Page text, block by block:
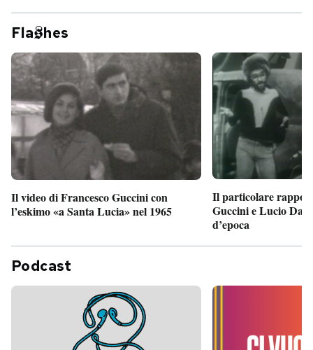
Fla hes
Il video di Francesco Guccini con
l’eskimo «a Santa Lucia» nel 1965
Il particolare
Guccini e Lucio
d’epoca
Podcast